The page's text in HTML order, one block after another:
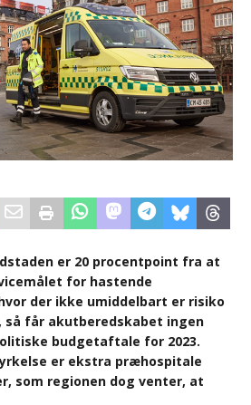
er 20 procentpoint fra at
for hastende
der ikke umiddelbart er risiko
får akutberedskabet ingen
budgetaftale for 2023.
er ekstra præhospitale
som regionen dog venter, at